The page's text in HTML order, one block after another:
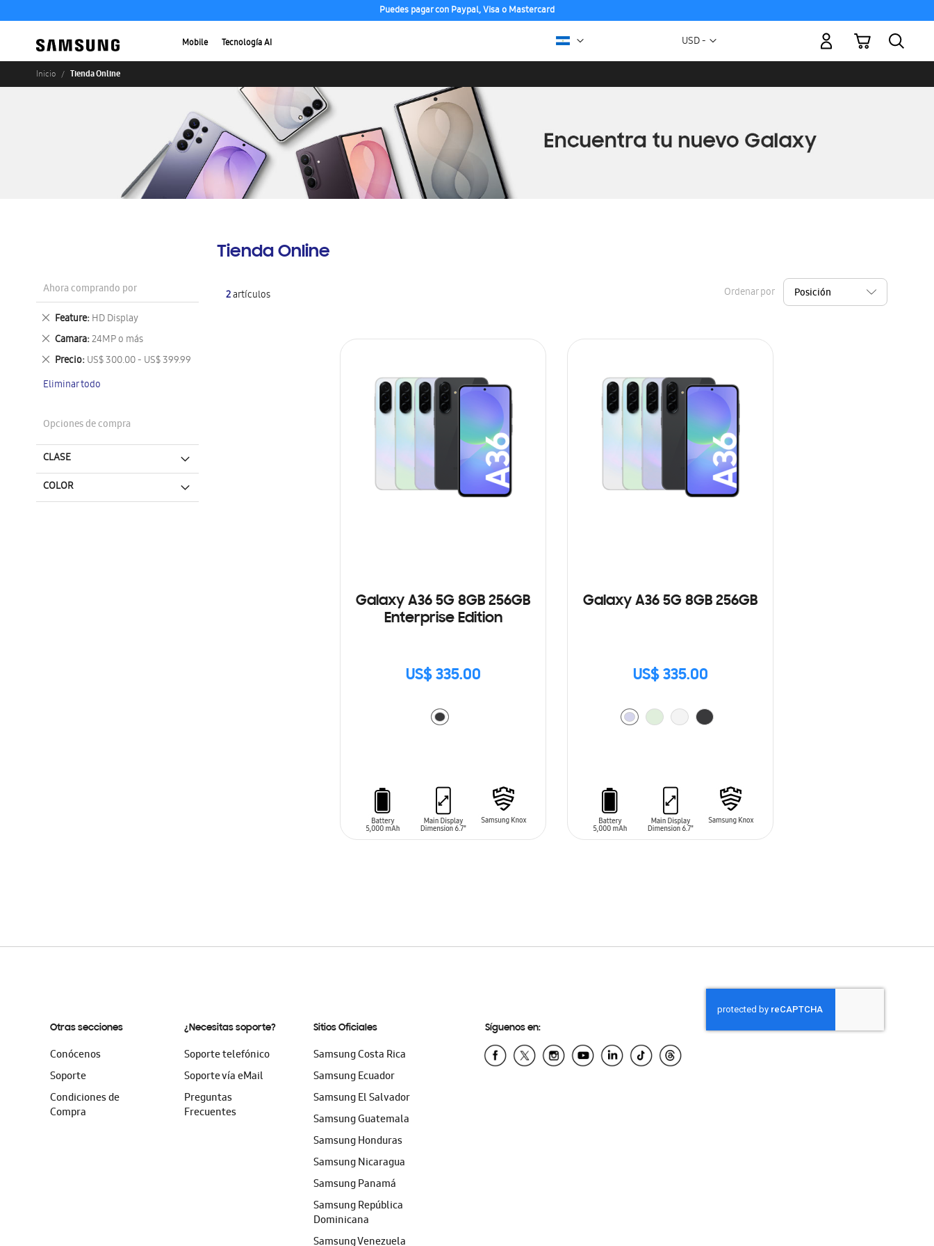
Puedes pagar con Paypal, Visa o Mastercard
Mobile Tecnología AI Moneda
USD -
Mi carrito
Inicio Tienda Online
Tienda Online
2artículos Ordenar por
Galaxy A36 5G 8GB 256GB
Enterprise Edition
US$ 335.00
Galaxy A36 5G 8GB 256GB
US$ 335.00
Ahora comprando por
Feature HD Display
Eliminar
este
artículo
Camara 24MP o más
Eliminar
este
artículo
Precio US$ 300.00 - US$ 399.99
Eliminar
artículo
Eliminar todo
Opciones de compra
CLASE
COLOR
Otras secciones
Conócenos
Soporte
Condiciones de
Compra
¿Necesitas soporte?
Soporte telefónico
Soporte vía eMail
Preguntas
Frecuentes
Sitios Oficiales
Samsung Costa Rica
Samsung Ecuador
Samsung El Salvador
Samsung Guatemala
Samsung Honduras
Samsung Nicaragua
Samsung Panamá
Samsung República
Dominicana
Samsung Venezuela
Síguenos en: